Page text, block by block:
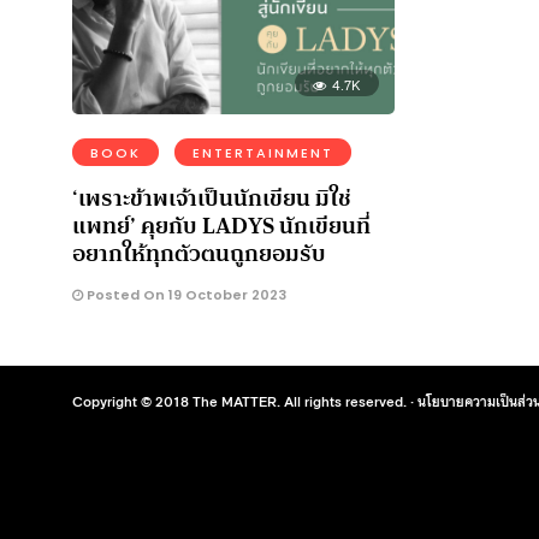
4.7K
BOOK ENTERTAINMENT
‘เพราะข้าพเจ้าเป็นนักเขียน มิใช่
แพทย์’ คุยกับ LADYS นักเขียนที่
อยากให้ทุกตัวตนถูกยอมรับ
Posted On 19 October 2023
Copyright © 2018 The MATTER. All rights reserved. ·นโยบายความเป็นส่ว